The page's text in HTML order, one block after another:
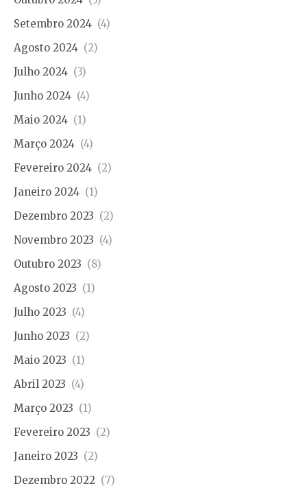
Setembro 2024 (4)
Agosto 2024 (2)
Julho 2024 (3)
Junho 2024 (4)
Maio 2024 (1)
Março 2024 (4)
Fevereiro 2024 (2)
Janeiro 2024 (1)
Dezembro 2023 (2)
Novembro 2023 (4)
Outubro 2023 (8)
Agosto 2023 (1)
Julho 2023 (4)
Junho 2023 (2)
Maio 2023 (1)
Abril 2023 (4)
Março 2023 (1)
Fevereiro 2023 (2)
Janeiro 2023 (2)
Dezembro 2022 (7)